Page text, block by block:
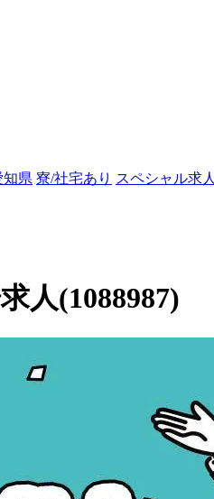
知県 寮/社宅あり スペシャル求人
人(1088987)